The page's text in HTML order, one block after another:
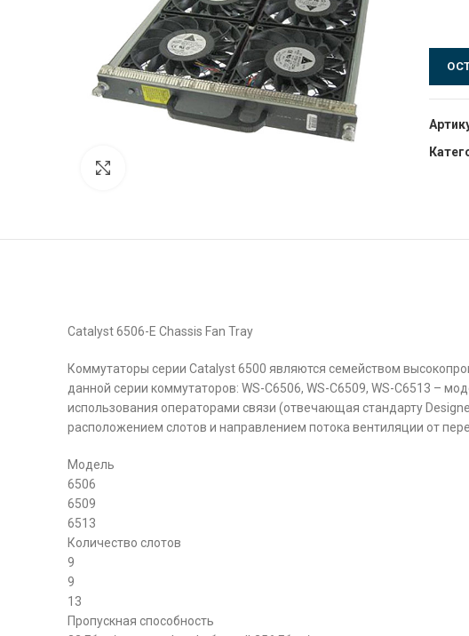
Catalyst 6506-E Chassis Fan Tray
Коммутаторы серии Catalyst 6500 являются семейством
данной серии коммутаторов: WS-C6506, WS-C6509, WS-C6513 –
использования операторами связи (отвечающая стандарту
расположением слотов и направлением потока вентиляции от
Модель
6506
6509
6513
Количество слотов
9
9
13
Пропускная способность